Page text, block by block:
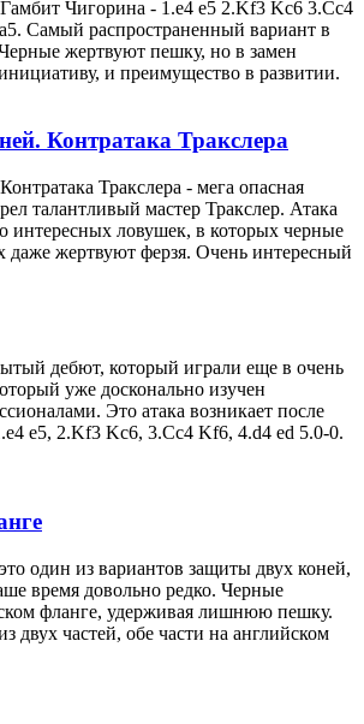
Чигорина - 1.e4 e5 2.Kf3 Kc6 3.Cc4
Самый распространенный вариант в
жертвуют пешку, но в замен
и преимущество в развитии.
Контратака Тракcлера
Тракcлера - мега опасная
талантливый мастер Тракслер. Атака
интересных ловушек, в которых черные
даже жертвуют ферзя. Очень интересный
дебют, который играли еще в очень
уже досконально изучен
Это атака возникает после
e5, 2.Kf3 Kс6, 3.Cc4 Kf6, 4.d4 ed 5.0-0.
один из вариантов защиты двух коней,
время довольно редко. Черные
фланге, удерживая лишнюю пешку.
двух частей, обе части на английском